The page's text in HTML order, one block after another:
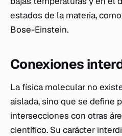
estados de la materia,
Bose-Einstein.
Conexiones
La física molecular no
aislada, sino que se define
intersecciones con otras
científico. Su carácter